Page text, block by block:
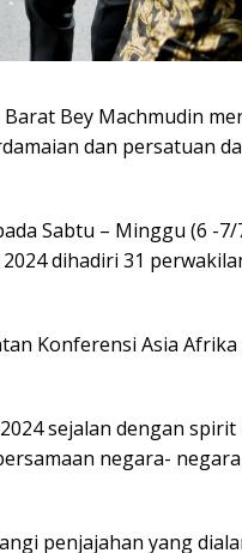
Bey Machmudin
dan persatuan
Sabtu – Minggu (6 -
dihadiri 31
Konferensi Asia
sejalan dengan
negara-
penjajahan yang